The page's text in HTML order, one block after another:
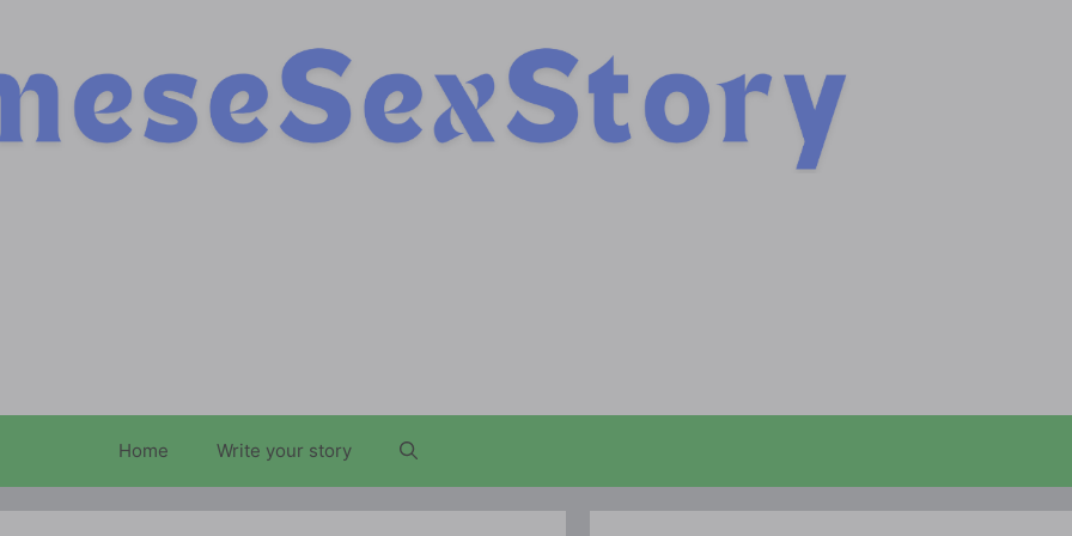
Home Write your story